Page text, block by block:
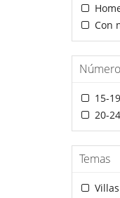
Con
15-
20-
Temas